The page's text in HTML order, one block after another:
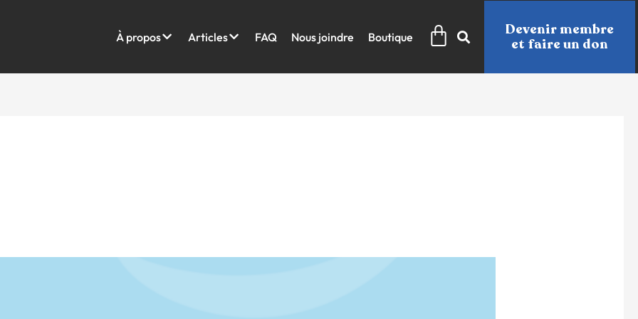
À propos Articles FAQ Nous joindre Boutique Panier
Devenir membre
et faire un don